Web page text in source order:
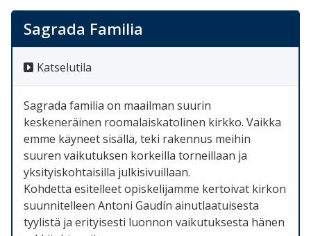
Sagrada Familia
Katselutila
Sagrada familia on maailman suurin
keskeneräinen roomalaiskatolinen kirkko. Vaikka
emme käyneet sisällä, teki rakennus meihin
suuren vaikutuksen korkeilla torneillaan ja
yksityiskohtaisilla julkisivuillaan.
Kohdetta esitelleet opiskelijamme kertoivat kirkon
suunnitelleen Antoni Gaudín ainutlaatuisesta
tyylistä ja erityisesti luonnon vaikutuksesta hänen